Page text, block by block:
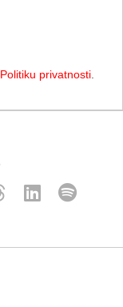
Politiku privatnosti.